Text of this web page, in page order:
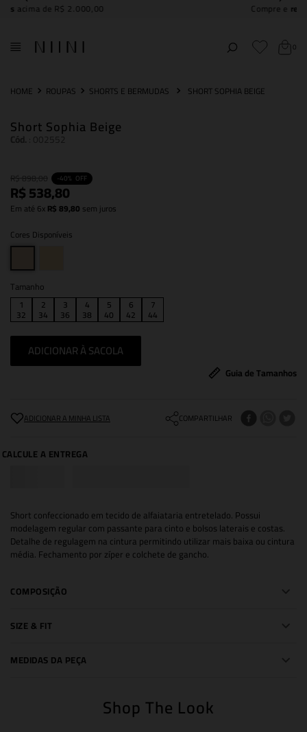
Compre e
0
ROUPAS SHORTS E BERMUDAS SHORT SOPHIA BEIGE
Short Sophia Beige
002552
-40% OFF
R$538,80
Em até 6xR$89,80 sem juros
Cores Disponíveis
Tamanho
1
32
2
34
3
36
4
38
5
40
6
42
7
44
ADICIONAR À SACOLA
Guia de Tamanhos
COMPARTILHAR
Short confeccionado em tecido de alfaiataria entretelado. Possui
modelagem regular com passante para cinto e bolsos laterais e costas.
Detalhe de regulagem na cintura permitindo utilizar mais baixa ou cintura
média. Fechamento por zíper e colchete de gancho.
COMPOSIÇÃO
SIZE & FIT
MEDIDAS DA PEÇA
Shop The Look